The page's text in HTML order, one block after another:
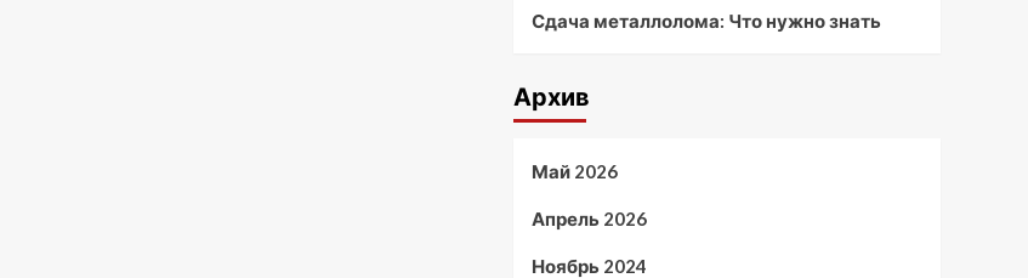
Сдача металлолома: Что нужно знать
Архив
Май 2026
Апрель 2026
Ноябрь 2024